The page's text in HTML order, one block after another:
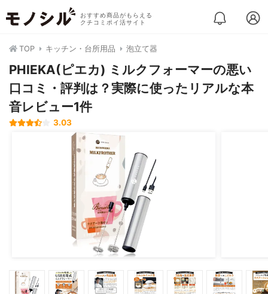
おすすめ商品がもらえる
クチコミポイ活サイト
TOP キッチン・台所用品 泡立て器
PHIEKA(ピエカ) ミルクフォーマーの悪い
口コミ・評判は？実際に使ったリアルな本
音レビュー1件
3.03